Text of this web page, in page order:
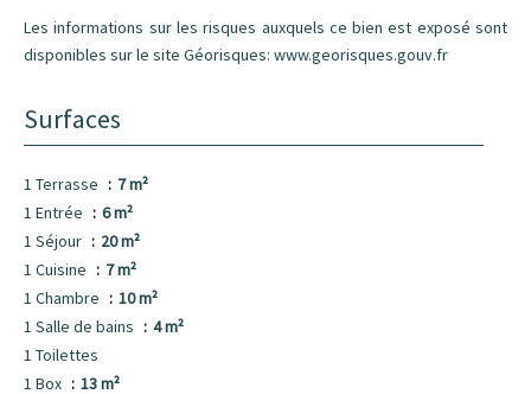
Les informations sur les risques auxquels ce bien est exposé sont
disponibles sur le site Géorisques: www.georisques.gouv.fr
Surfaces
1 Terrasse
7 m²
1 Entrée
6 m²
1 Séjour
20 m²
1 Cuisine
7 m²
1 Chambre
10 m²
1 Salle de bains
4 m²
1 Toilettes
1 Box
13 m²